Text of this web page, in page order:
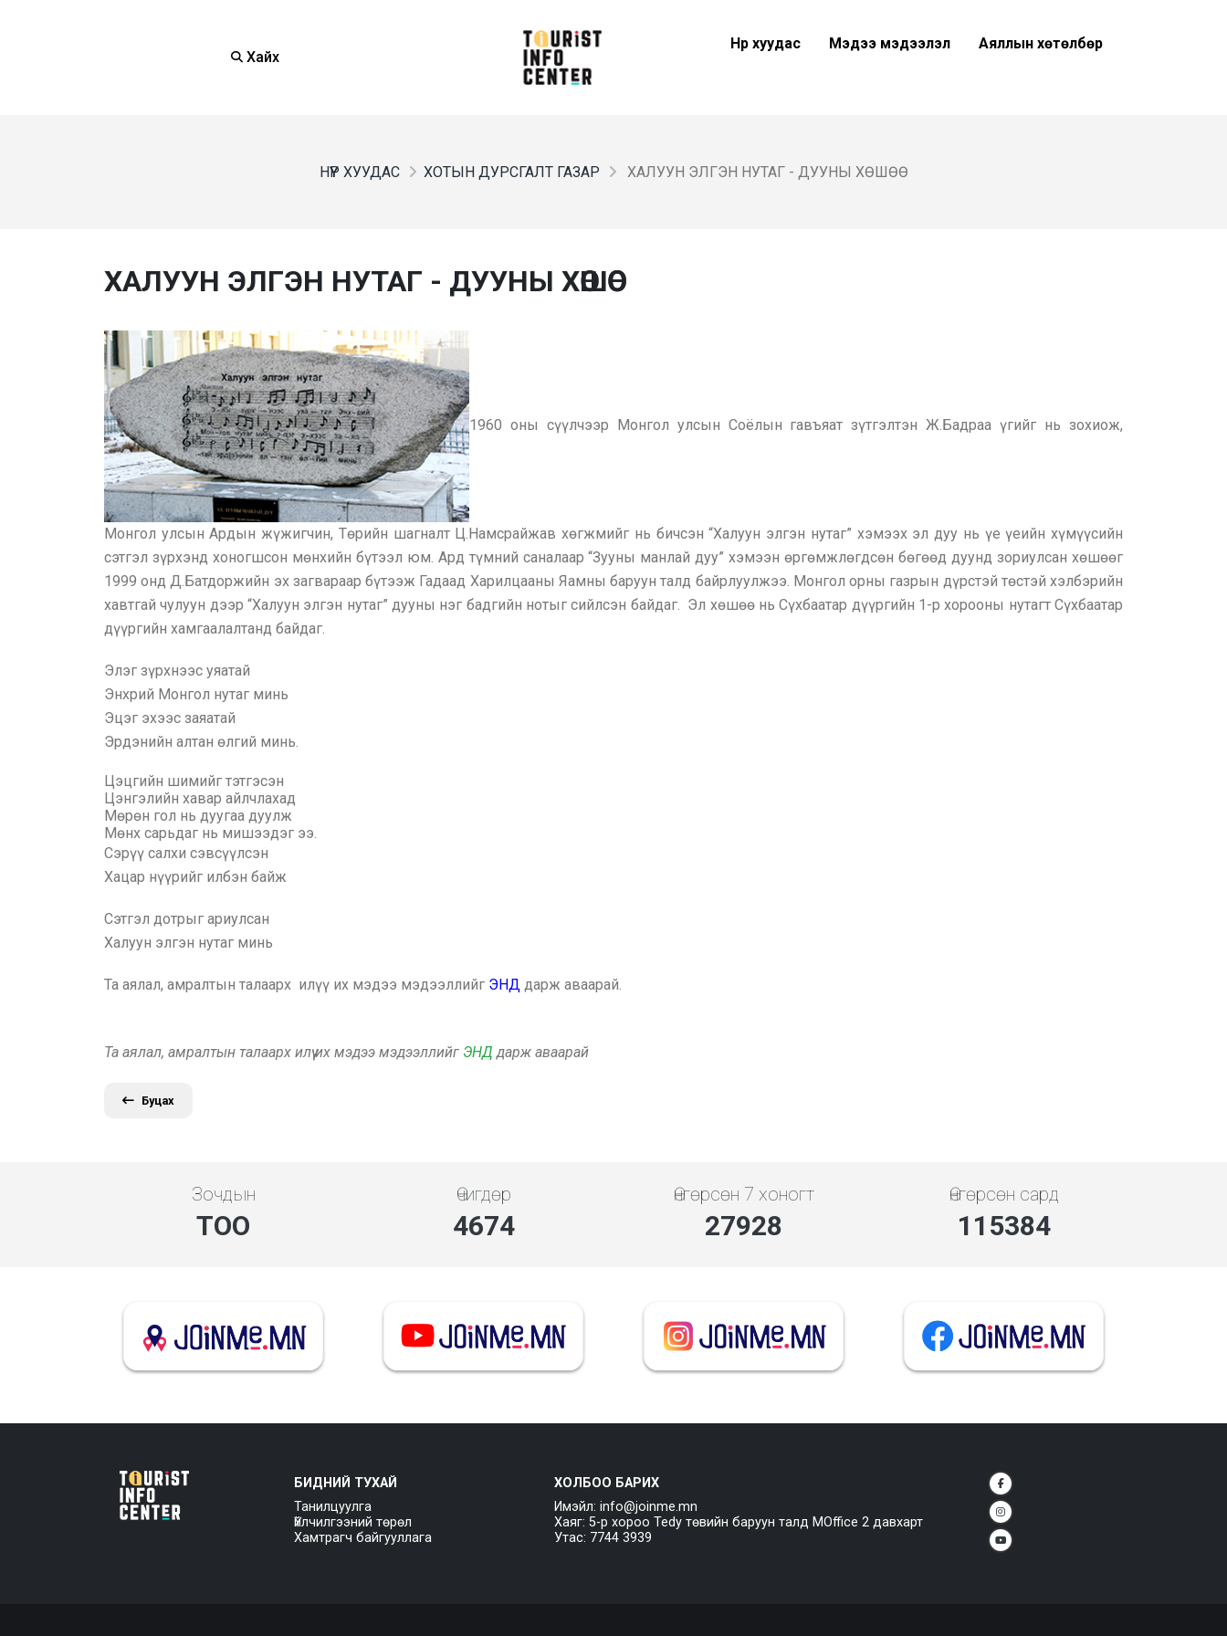
Хайх
Нүүр хуудас Мэдээ мэдээлэл Аяллын хөтөлбөр
НҮҮР ХУУДАС ХОТЫН ДУРСГАЛТ ГАЗАР ХАЛУУН ЭЛГЭН НУТАГ - ДУУНЫ ХӨШӨӨ
ХАЛУУН ЭЛГЭН НУТАГ - ДУУНЫ ХӨШӨӨ
1960 оны сүүлчээр Монгол улсын Соёлын гавъяат зүтгэлтэн Ж.Бадраа үгийг нь зохиож,
Монгол улсын Ардын жүжигчин, Төрийн шагналт Ц.Намсрайжав хөгжмийг нь бичсэн “Халуун элгэн нутаг” хэмээх эл дуу нь үе үеийн хүмүүсийн
сэтгэл зүрхэнд хоногшсон мөнхийн бүтээл юм. Ард түмний саналаар “Зууны манлай дуу” хэмээн өргөмжлөгдсөн бөгөөд дуунд зориулсан хөшөөг
1999 онд Д.Батдоржийн эх загвараар бүтээж Гадаад Харилцааны Яамны баруун талд байрлуулжээ. Монгол орны газрын дүрстэй төстэй хэлбэрийн
хавтгай чулуун дээр “Халуун элгэн нутаг” дууны нэг бадгийн нотыг сийлсэн байдаг. Эл хөшөө нь Сүхбаатар дүүргийн 1-р хорооны нутагт Сүхбаатар
дүүргийн хамгаалалтанд байдаг.
Элэг зүрхнээс уяатай
Энхрий Монгол нутаг минь
Эцэг эхээс заяатай
Эрдэнийн алтан өлгий минь.
Цэцгийн шимийг тэтгэсэн
Цэнгэлийн хавар айлчлахад
Мөрөн гол нь дуугаа дуулж
Мөнх сарьдаг нь мишээдэг ээ.
Сэрүү салхи сэвсүүлсэн
Хацар нүүрийг илбэн байж
Сэтгэл дотрыг ариулсан
Халуун элгэн нутаг минь
Та аялал, амралтын талаарх илүү их мэдээ мэдээллийг ЭНД дарж аваарай.
Та аялал, амралтын талаарх илүү их мэдээ мэдээллийг ЭНД дарж аваарай
Буцах
Зочдын
ТОО
Өчигдөр
5453
Өнгөрсөн 7 хоногт
32583
Өнгөрсөн сард
134615
БИДНИЙ ТУХАЙ
Танилцуулга
Үйлчилгээний төрөл
Хамтрагч байгууллага
ХОЛБОО БАРИХ
Имэйл: info@joinme.mn
Хаяг: 5-р хороо Tedy төвийн баруун талд MOffice 2 давхарт
Утас: 7744 3939